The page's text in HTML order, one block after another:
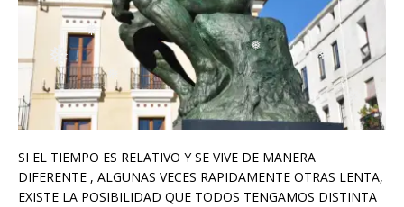
❅ ❅
❅
❅
❅
SI EL TIEMPO ES RELATIVO Y SE VIVE DE MANERA
DIFERENTE , ALGUNAS VECES RAPIDAMENTE OTRAS LENTA,
EXISTE LA POSIBILIDAD QUE TODOS TENGAMOS DISTINTA